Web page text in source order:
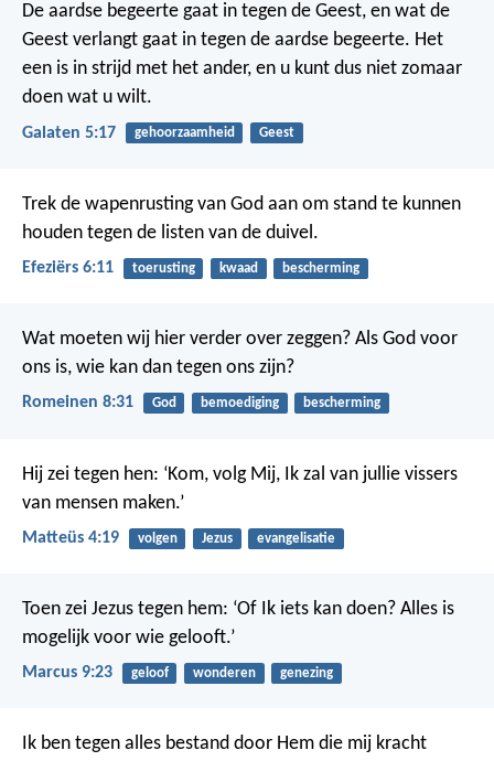
De aardse begeerte gaat in tegen de Geest, en wat de
Geest verlangt gaat in tegen de aardse begeerte. Het
een is in strijd met het ander, en u kunt dus niet zomaar
doen wat u wilt.
Galaten 5:17 gehoorzaamheid Geest
Trek de wapenrusting van God aan om stand te kunnen
houden tegen de listen van de duivel.
Efeziërs 6:11 toerusting kwaad bescherming
Wat moeten wij hier verder over zeggen? Als God voor
ons is, wie kan dan tegen ons zijn?
Romeinen 8:31 God bemoediging bescherming
Hij zei tegen hen: ‘Kom, volg Mij, Ik zal van jullie vissers
van mensen maken.’
Matteüs 4:19 volgen Jezus evangelisatie
Toen zei Jezus tegen hem: ‘Of Ik iets kan doen? Alles is
mogelijk voor wie gelooft.’
Marcus 9:23 geloof wonderen genezing
Ik ben tegen alles bestand door Hem die mij kracht